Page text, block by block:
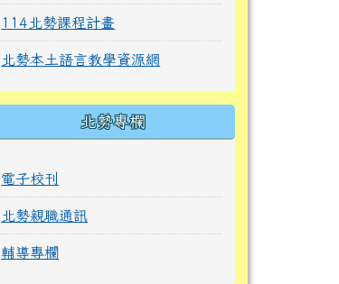
114北勢課程計畫
北勢本土語言教學資源網
北勢專欄
電子校刊
北勢親職通訊
輔導專欄